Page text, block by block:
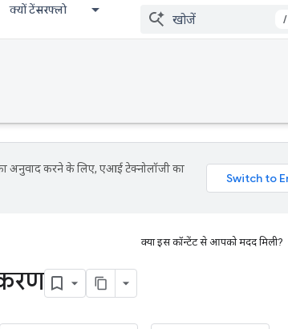
क्यों टेंसरफ्लो
/
अनुवाद करने के लिए, एआई टेक्नोलॉजी का
क्या इस कॉन्टेंट से आपको मदद मिली?